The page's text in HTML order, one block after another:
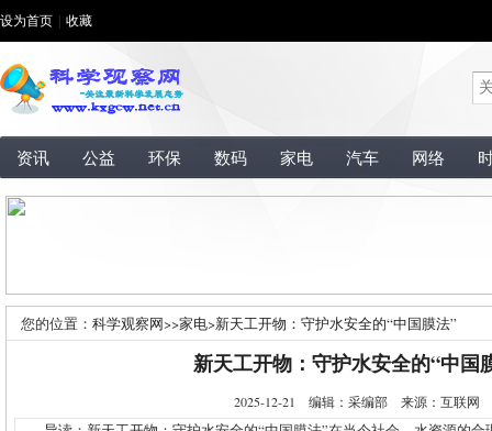
设为首页 收藏
资讯 公益 环保 数码 家电 汽车 网络
您的位置： 科学观察网>>家电>新天工开物：守护水安全的“中国膜法”
新天工开物：守护水安全的“中国
2025-12-21 编辑：采编部 来源：互联网